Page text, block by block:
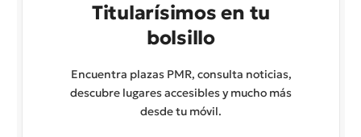
Titularísimos en tu
bolsillo
Encuentra plazas PMR, consulta noticias,
descubre lugares accesibles y mucho más
desde tu móvil.